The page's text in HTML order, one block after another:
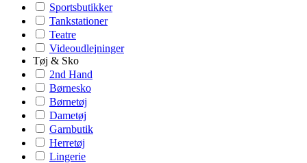
Sportsbutikker
Tankstationer
Teatre
Videoudlejninger
Tøj & Sko
2nd Hand
Børnesko
Børnetøj
Dametøj
Garnbutik
Herretøj
Lingerie